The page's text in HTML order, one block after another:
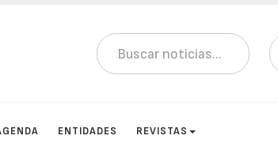
ENTIDADES REVISTAS